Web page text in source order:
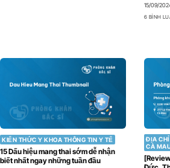
15/09/
6 BÌNH
KIẾN THỨC Y KHOA THÔNG TIN Y TẾ
15 Dấu hiệu mang thai sớm dễ nhận
biết nhất ngay những tuần đầu
ĐỊA CHỈ
CÀ